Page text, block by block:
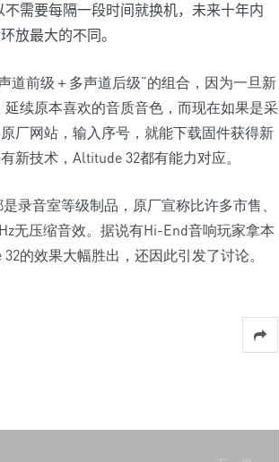
需要每隔一段时间就换机，未来十年内
放最大的不同。
道前级＋多声道后级”的组合，因为一旦新
续原本喜欢的音质音色，而现在如果是采
厂网站，输入序号，就能下载固件获得新
新技术，Altitude 32都有能力对应。
录音室等级制品，原厂宣称比许多市售、
无压缩音效。据说有Hi-End音响玩家拿本
的效果大幅胜出，还因此引发了讨论。